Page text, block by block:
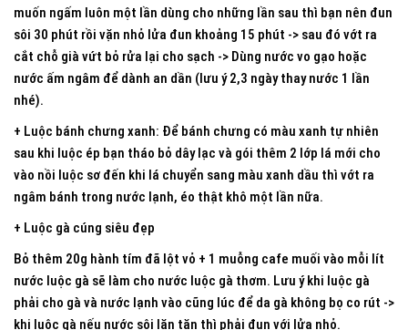
muốn ngấm luôn một lần dùng cho những lần sau thì bạn nên đun
sôi 30 phút rồi vặn nhỏ lửa đun khoảng 15 phút -> sau đó vớt ra
cắt chỗ già vứt bỏ rửa lại cho sạch -> Dùng nước vo gạo hoặc
nước ấm ngâm để dành an dần (lưu ý 2,3 ngày thay nước 1 lần
nhé).
+ Luộc bánh chưng xanh: Để bánh chưng có màu xanh tự nhiên
sau khi luộc ép bạn tháo bỏ dây lạc và gói thêm 2 lớp lá mới cho
vào nồi luộc sơ đến khi lá chuyển sang màu xanh dầu thì vớt ra
ngâm bánh trong nước lạnh, éo thật khô một lần nữa.
+ Luộc gà cúng siêu đẹp
Bỏ thêm 20g hành tím đã lột vỏ + 1 muỗng cafe muối vào mỗi lít
nước luộc gà sẽ làm cho nước luộc gà thơm. Lưu ý khi luộc gà
phải cho gà và nước lạnh vào cũng lúc để da gà không bọ co rút ->
khi luộc gà nếu nước sôi lăn tăn thì phải đun với lửa nhỏ.